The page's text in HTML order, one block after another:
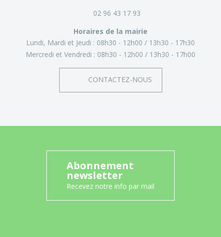
02 96 43 17 93
Horaires de la mairie
Lundi, Mardi et Jeudi : 08h30 - 12h00
13h30 - 17h30
Mercredi et Vendredi : 08h30 - 12h00 13h30 - 17h00
CONTACTEZ-NOUS
Abonnement
newsletter
Recevez notre info par mail